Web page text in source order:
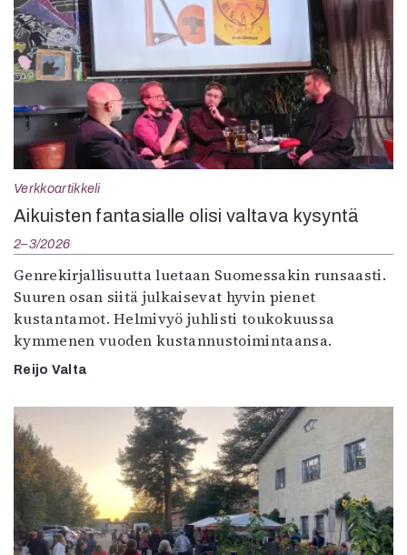
Verkkoartikkeli
Aikuisten fantasialle olisi valtava kysyntä
2–3/2026
Genrekirjallisuutta luetaan Suomessakin runsaasti.
Suuren osan siitä julkaisevat hyvin pienet
kustantamot. Helmivyö juhlisti toukokuussa
kymmenen vuoden kustannustoimintaansa.
Reijo Valta